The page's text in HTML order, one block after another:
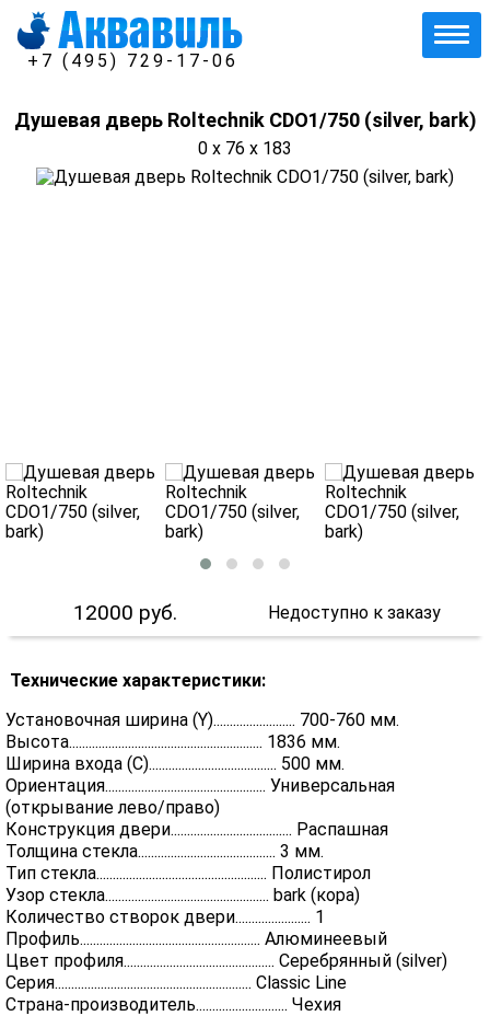
+7 (495) 729-17-06
Душевая дверь Roltechnik CDO1/750 (silver, bark)
0 x 76 x 183
12000 руб. Недоступно к заказу
Технические характеристики:
Установочная ширина (Y)......................... 700-760 мм.
Высота........................................................... 1836 мм.
Ширина входа (С)....................................... 500 мм.
Ориентация................................................. Универсальная
(открывание лево/право)
Конструкция двери..................................... Распашная
Толщина стекла.......................................... 3 мм.
Тип стекла.................................................... Полистирол
Узор стекла.................................................. bark (кора)
Количество створок двери....................... 1
Профиль....................................................... Алюминеевый
Цвет профиля.............................................. Серебрянный (silver)
Серия............................................................ Classic Line
Страна-производитель............................ Чехия